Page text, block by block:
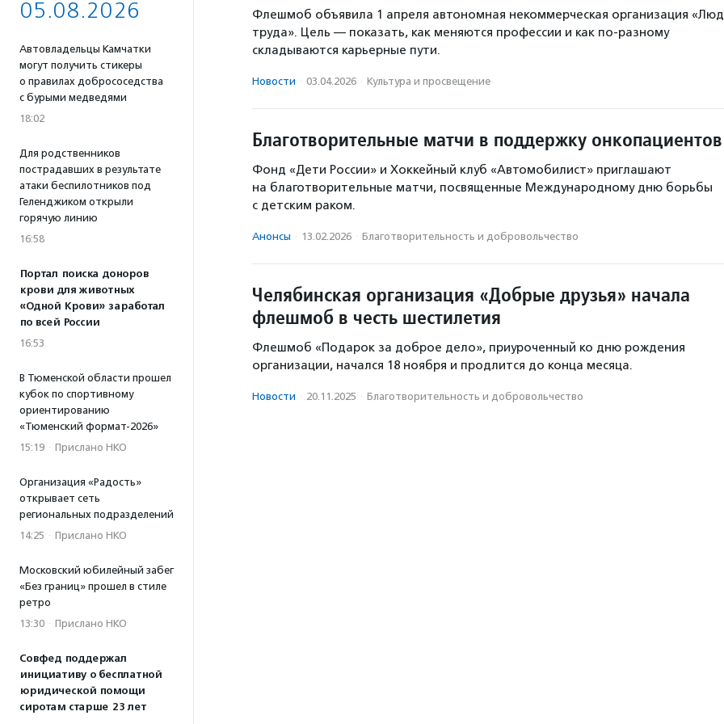
05.08.2026
Автовладельцы Камчатки
могут получить стикеры
о правилах добрососедства
с бурыми медведями
18:02
Для родственников
пострадавших в результате
атаки беспилотников под
Геленджиком открыли
горячую линию
16:58
Портал поиска доноров
крови для животных
«Одной Крови» заработал
по всей России
16:53
В Тюменской области прошел
кубок по спортивному
ориентированию
«Тюменский формат-2026»
15:19 · Прислано НКО
Организация «Радость»
открывает сеть
региональных подразделений
14:25 · Прислано НКО
Московский юбилейный забег
«Без границ» прошел в стиле
ретро
13:30 · Прислано НКО
Совфед поддержал
инициативу о бесплатной
юридической помощи
сиротам старше 23 лет
Флешмоб объявила 1 апреля автономная некоммерческая организация
труда». Цель — показать, как меняются профессии и как по-разному
складываются карьерные пути.
Новости · 03.04.2026 · Культура и просвещение
Благотворительные матчи в поддержку онкопациентов
Фонд «Дети России» и Хоккейный клуб «Автомобилист» приглашают
на благотворительные матчи, посвященные Международному дню борьбы
с детским раком.
Анонсы · 13.02.2026 · Благотвори­тель­ность и доброволь­чест­во
Челябинская организация «Добрые друзья» начала
флешмоб в честь шестилетия
Флешмоб «Подарок за доброе дело», приуроченный ко дню рождения
организации, начался 18 ноября и продлится до конца месяца.
Новости · 20.11.2025 · Благотвори­тель­ность и доброволь­чест­во